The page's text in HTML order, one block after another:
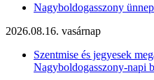
Nagyboldogasszony
2026.08.16. vasárnap
Szentmise és jegyesek
Nagyboldogasszony-napi